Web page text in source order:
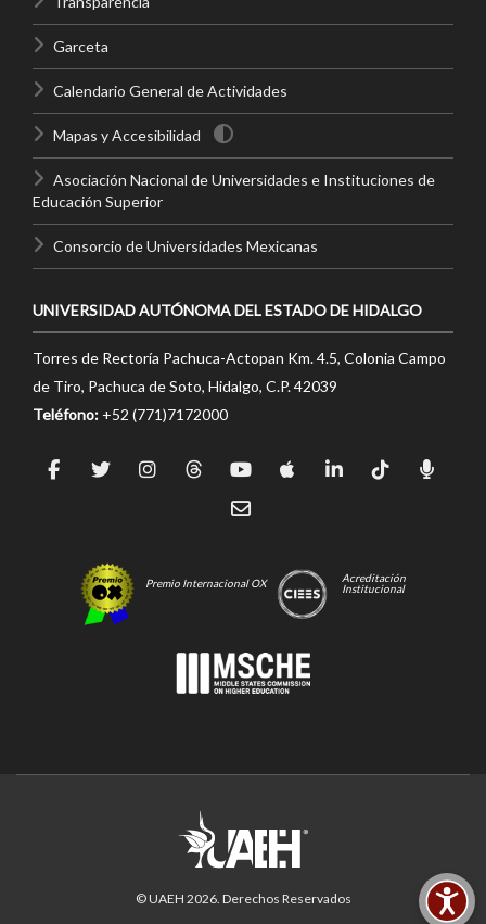
Garceta
Calendario General de Actividades
Mapas y Accesibilidad
Asociación Nacional de Universidades e Instituciones de
Educación Superior
Consorcio de Universidades Mexicanas
UNIVERSIDAD AUTÓNOMA DEL ESTADO DE HIDALGO
Torres de Rectoría Pachuca-Actopan Km. 4.5, Colonia Campo
de Tiro, Pachuca de Soto, Hidalgo, C.P. 42039
Teléfono: +52 (771)7172000
Premio Internacional OX
Acreditación
Institucional
© UAEH 2026. Derechos Reservados